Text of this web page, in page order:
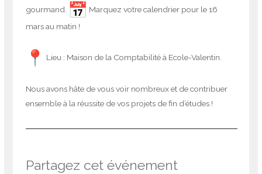
gourmand.
Marquez votre calendrier pour le 16
mars au matin !
Lieu : Maison de la Comptabilité à Ecole-Valentin.
Nous avons hâte de vous voir nombreux et de contribuer
ensemble à la réussite de vos projets de fin d’études !
Partagez cet événement